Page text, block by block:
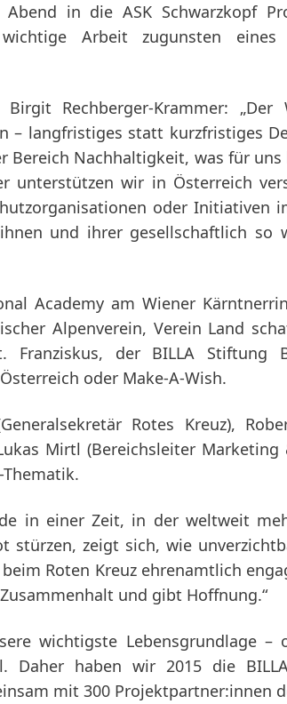
in die ASK Schwarzkopf
Arbeit zugunsten eines
Rechberger-Krammer: „Der
– langfristiges statt kurzfristiges
Bereich Nachhaltigkeit, was für
unterstützen wir in Österreich
oder Initiativen
und ihrer gesellschaftlich so
Academy am Wiener
Alpenverein, Verein Land
Franziskus, der BILLA Stiftung
oder Make-A-Wish.
Rotes Kreuz),
Mirtl(Bereichsleiter Marketing
in einer Zeit, in der weltweit
stürzen, zeigt sich, wie
Roten Kreuz ehrenamtlich
und gibt Hoffnung.“
wichtigste Lebensgrundlage –
Daher haben wir 2015 die
mit 300 Projektpartner:innen